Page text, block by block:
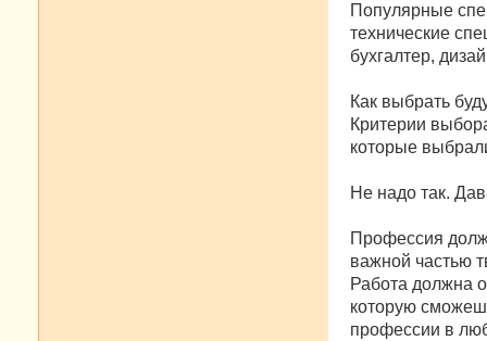
Популярные
технические
бухгалтер,
Как выбрать
Критерии
которые
Не надо так.
Профессия
важной частью
Работа должна
которую
профессии в